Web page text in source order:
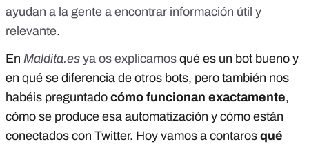
ayudan a la gente a encontrar información útil y
relevante.
En Maldita.es ya os explicamos qué es un bot bueno y
en qué se diferencia de otros bots, pero también nos
habéis preguntado cómo funcionan exactamente,
cómo se produce esa automatización y cómo están
conectados con Twitter. Hoy vamos a contaros qué